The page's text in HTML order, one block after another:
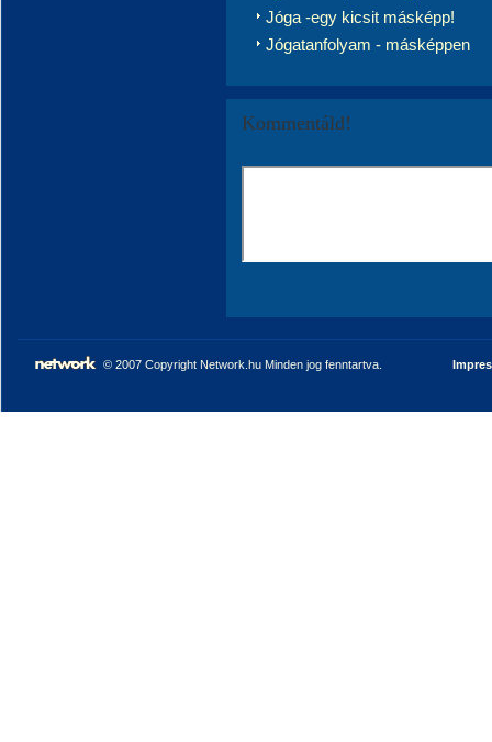
Jóga -egy kicsit másképp!
Jógatanfolyam - másképpen
Kommentáld!
© 2007 Copyright Network.hu Minden jog fenntartva.